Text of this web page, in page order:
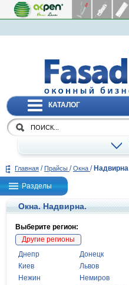
КАТАЛОГ
Главная / Прайсы / Окна / Надвирна
Разделы
Окна. Надвирна.
Выберите регион:
Другие регионы
Днепр
Донецк
Киев
Львов
Нежин
Немиров